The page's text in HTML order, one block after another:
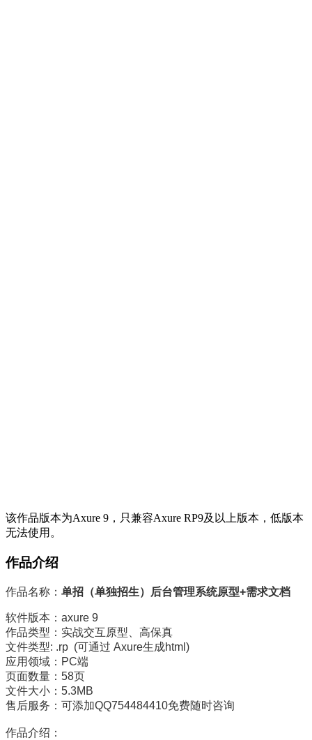
该作品版本为Axure 9，只兼容Axure RP9及以上版本，低版本
无法使用。
作品介绍
作品名称： 单招（单独招生）后台管理系统原型+需求文档
软件版本：axure 9
作品类型：实战交互原型、高保真
文件类型: .rp (可通过 Axure生成html)
应用领域：PC端
页面数量：58页
文件大小：5.3MB
售后服务：可添加QQ754484410免费随时咨询
作品介绍：